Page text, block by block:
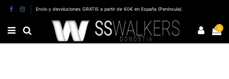
Envío y devoluciones GRATIS a partir de 60€ en España (Península).
0